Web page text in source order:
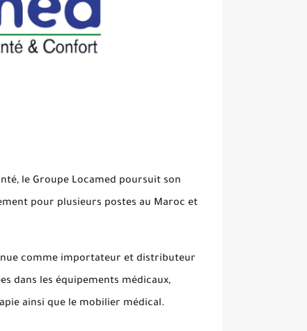
le Groupe Locamed poursuit son
pour plusieurs postes au Maroc et
comme importateur et distributeur
dans les équipements médicaux,
ainsi que le mobilier médical.